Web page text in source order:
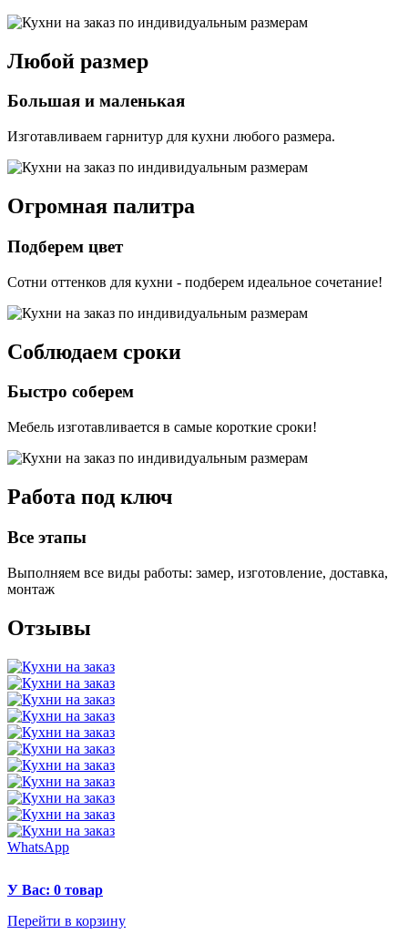
Любой размер
Большая и маленькая
Изготавливаем гарнитур для кухни любого размера.
Огромная палитра
Подберем цвет
Сотни оттенков для кухни - подберем идеальное сочетание!
Соблюдаем сроки
Быстро соберем
Мебель изготавливается в самые короткие сроки!
Работа под ключ
Все этапы
Выполняем все виды работы: замер, изготовление, доставка,
монтаж
Отзывы
WhatsApp
У Вас: 0 товар
Перейти в корзину